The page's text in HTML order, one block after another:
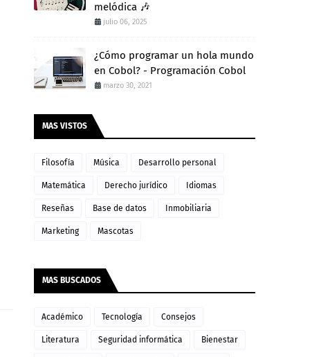
melódica 🎶
julio 06, 2025
¿Cómo programar un hola mundo
en Cobol? - Programación Cobol
marzo 30, 2021
MAS VISTOS
Filosofía Música Desarrollo personal
Matemática Derecho jurídico Idiomas
Reseñas Base de datos Inmobiliaria
Marketing Mascotas
MAS BUSCADOS
Académico Tecnología Consejos
Literatura Seguridad informática Bienestar